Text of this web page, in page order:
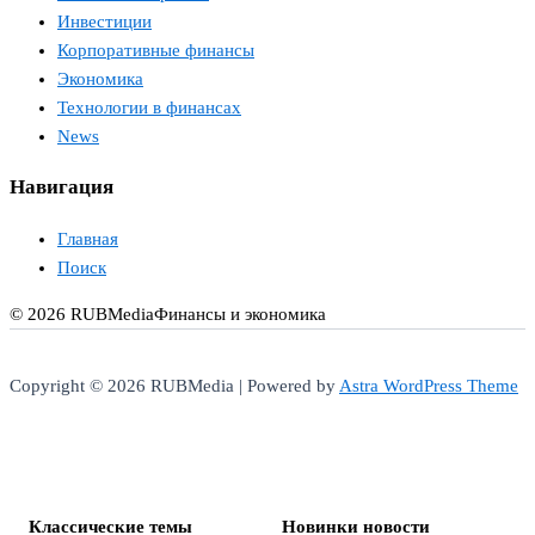
Инвестиции
Корпоративные финансы
Экономика
Технологии в финансах
News
Навигация
Главная
Поиск
© 2026 RUBMediaФинансы и экономика
Copyright © 2026 RUBMedia | Powered by Astra WordPress Theme
Классические темы Новинки новости